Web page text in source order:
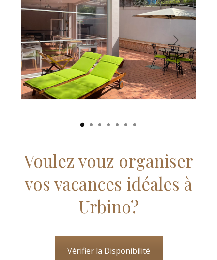
Voulez vouz organiser
vos vacances idéales à
Urbino?
Vérifier la Disponibilité